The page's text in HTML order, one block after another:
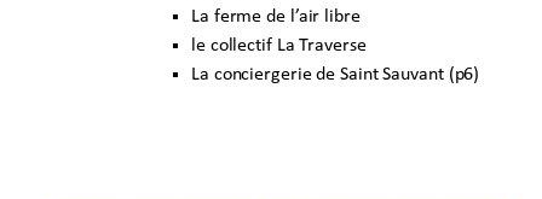
La ferme de l’air libre
le collectif La Traverse
La conciergerie de Saint Sauvant (p6)